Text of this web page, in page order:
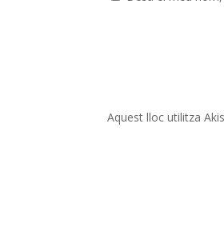
Aquest lloc utilitza